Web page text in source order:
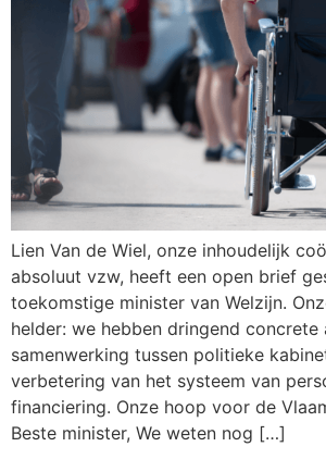
Lien Van de Wiel, onze inhoudelijk
absoluut vzw, heeft een open brief
toekomstige minister van Welzijn.
helder: we hebben dringend concrete
samenwerking tussen politieke
verbetering van het systeem van
financiering. Onze hoop voor de
Beste minister, We weten nog […]